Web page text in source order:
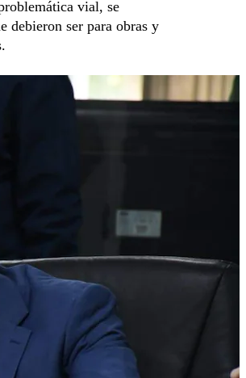
vial, se
debieron ser para obras y